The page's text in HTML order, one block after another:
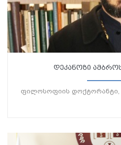
დეკანოზი
ფილოსოფიის დოქტორანტი,